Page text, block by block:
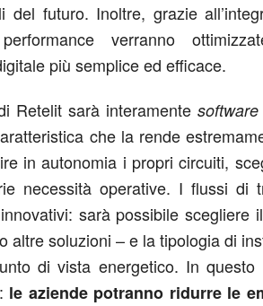
del futuro. Inoltre, grazie
verranno
più semplice ed efficace.
Retelit sarà interamente
che la rende
in autonomia i propri circuiti,
necessità operative. I flussi di
sarà possibile scegliere
altre soluzioni – e la tipologia di
di vista energetico. In
le aziende potranno ridurre le